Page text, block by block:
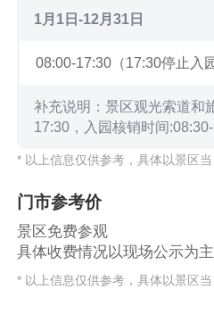
1月1日-12月31日
08:00-17:30（17:30停止入
补充说明：景区观光索道和
17:30，入园核销时间
* 以上信息仅供参考，具体以景区
门市参考价
景区免费参观
具体收费情况以现场公示为主
* 以上信息仅供参考，具体以景区